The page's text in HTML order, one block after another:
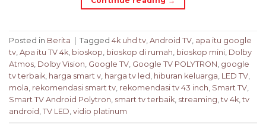
Posted in Berita Tagged 4k uhd tv, Android TV, apa itu google
tv, Apa itu TV 4k, bioskop, bioskop di rumah, bioskop mini, Dolby
Atmos, Dolby Vision, Google TV, Google TV POLYTRON, google
tv terbaik, harga smart v, harga tv led , hiburan keluarga, LED TV,
mola, rekomendasi smart tv, rekomendasi tv 43 inch, Smart TV,
Smart TV Android Polytron, smart tv terbaik, streaming, tv 4k, tv
android , TV LED, vidio platinum